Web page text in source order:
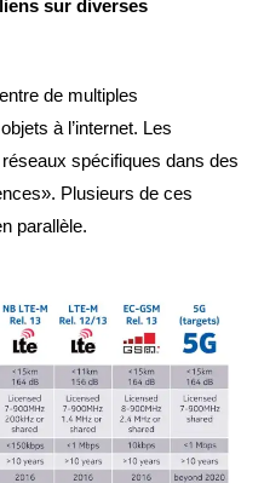
sur diverses
de multiples
à l’internet. Les
spécifiques dans des
Plusieurs de ces
parallèle.